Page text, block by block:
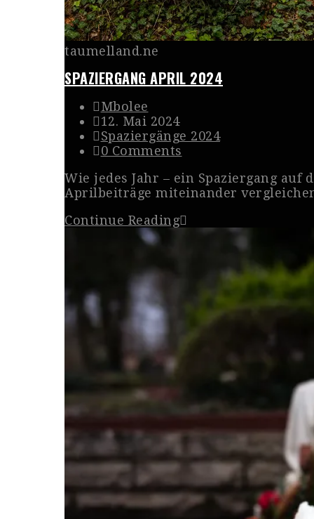
taumelland.ne
SPAZIERGANG APRIL 2024
Mbolee
12. Mai 2024
Spaziergänge 2024
0 Comments
Wie jedes Jahr – ein Spaziergang
Aprilbeiträge miteinander
Continue Reading